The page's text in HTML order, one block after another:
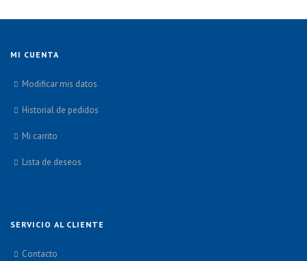
MI CUENTA
Modificar mis datos
Historial de pedidos
Mi carrito
Lista de deseos
SERVICIO AL CLIENTE
Contacto